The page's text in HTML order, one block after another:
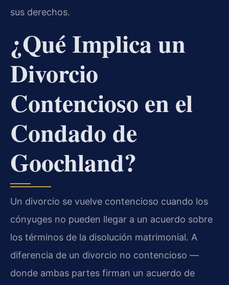
sus derechos.
¿Qué Implica un
Divorcio
Contencioso en el
Condado de
Goochland?
Un divorcio se vuelve contencioso cuando los
cónyuges no pueden llegar a un acuerdo sobre
los términos de la disolución matrimonial. A
diferencia de un divorcio no contencioso —
donde ambas partes firman un acuerdo de